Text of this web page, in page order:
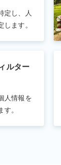
定し、人
します。
ルター
人情報を
。